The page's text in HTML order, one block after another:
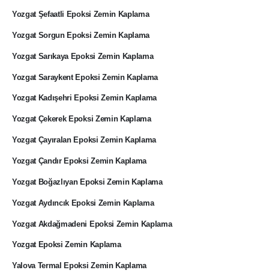
Yozgat Şefaatli Epoksi Zemin Kaplama
Yozgat Sorgun Epoksi Zemin Kaplama
Yozgat Sarıkaya Epoksi Zemin Kaplama
Yozgat Saraykent Epoksi Zemin Kaplama
Yozgat Kadışehri Epoksi Zemin Kaplama
Yozgat Çekerek Epoksi Zemin Kaplama
Yozgat Çayıralan Epoksi Zemin Kaplama
Yozgat Çandır Epoksi Zemin Kaplama
Yozgat Boğazlıyan Epoksi Zemin Kaplama
Yozgat Aydıncık Epoksi Zemin Kaplama
Yozgat Akdağmadeni Epoksi Zemin Kaplama
Yozgat Epoksi Zemin Kaplama
Yalova Termal Epoksi Zemin Kaplama